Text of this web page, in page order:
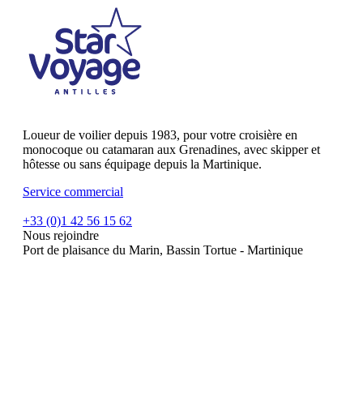
Loueur de voilier depuis 1983, pour votre croisière en
monocoque ou catamaran aux Grenadines, avec skipper et
hôtesse ou sans équipage depuis la Martinique.
Service commercial
+33 (0)1 42 56 15 62
Nous rejoindre
Port de plaisance du Marin, Bassin Tortue - Martinique